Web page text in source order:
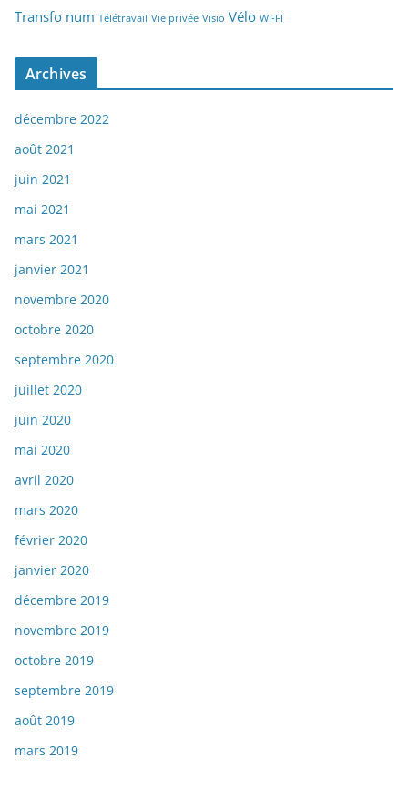
Transfo num Télétravail Vie privée Visio Vélo Wi-FI
Archives
décembre 2022
août 2021
juin 2021
mai 2021
mars 2021
janvier 2021
novembre 2020
octobre 2020
septembre 2020
juillet 2020
juin 2020
mai 2020
avril 2020
mars 2020
février 2020
janvier 2020
décembre 2019
novembre 2019
octobre 2019
septembre 2019
août 2019
mars 2019